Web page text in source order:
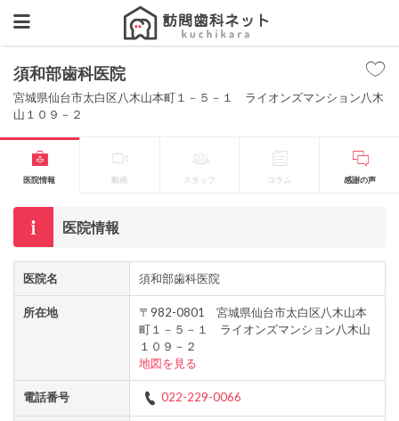
須和部歯科医院
宮城県仙台市太白区八木山本町１－５－１ ライオンズマンション八木
山１０９－２
医院情報 動画 スタッフ コラム 感謝の声
医院情報
医院名 須和部歯科医院
所在地
〒982-0801 宮城県仙台市太白区八木山本
町１－５－１ ライオンズマンション八木山
１０９－２
地図を見る
電話番号 022-229-0066